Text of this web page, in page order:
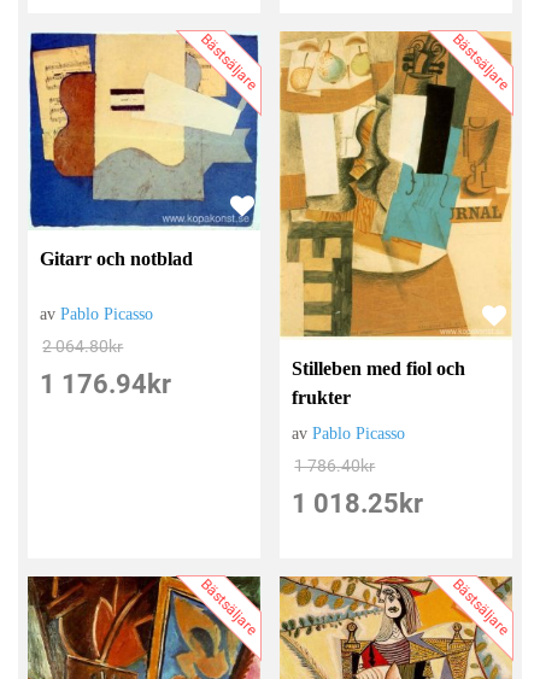
Bästsäljare
Gitarr och notblad
avPablo Picasso
2 064.80kr
1 176.94 kr
Bästsäljare
Stilleben med fiol och
frukter
avPablo Picasso
1 786.40kr
1 018.25 kr
Bästsäljare Bästsäljare